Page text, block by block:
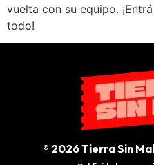
vuelta con su equipo.
todo!
® 2026 Tierra Sin